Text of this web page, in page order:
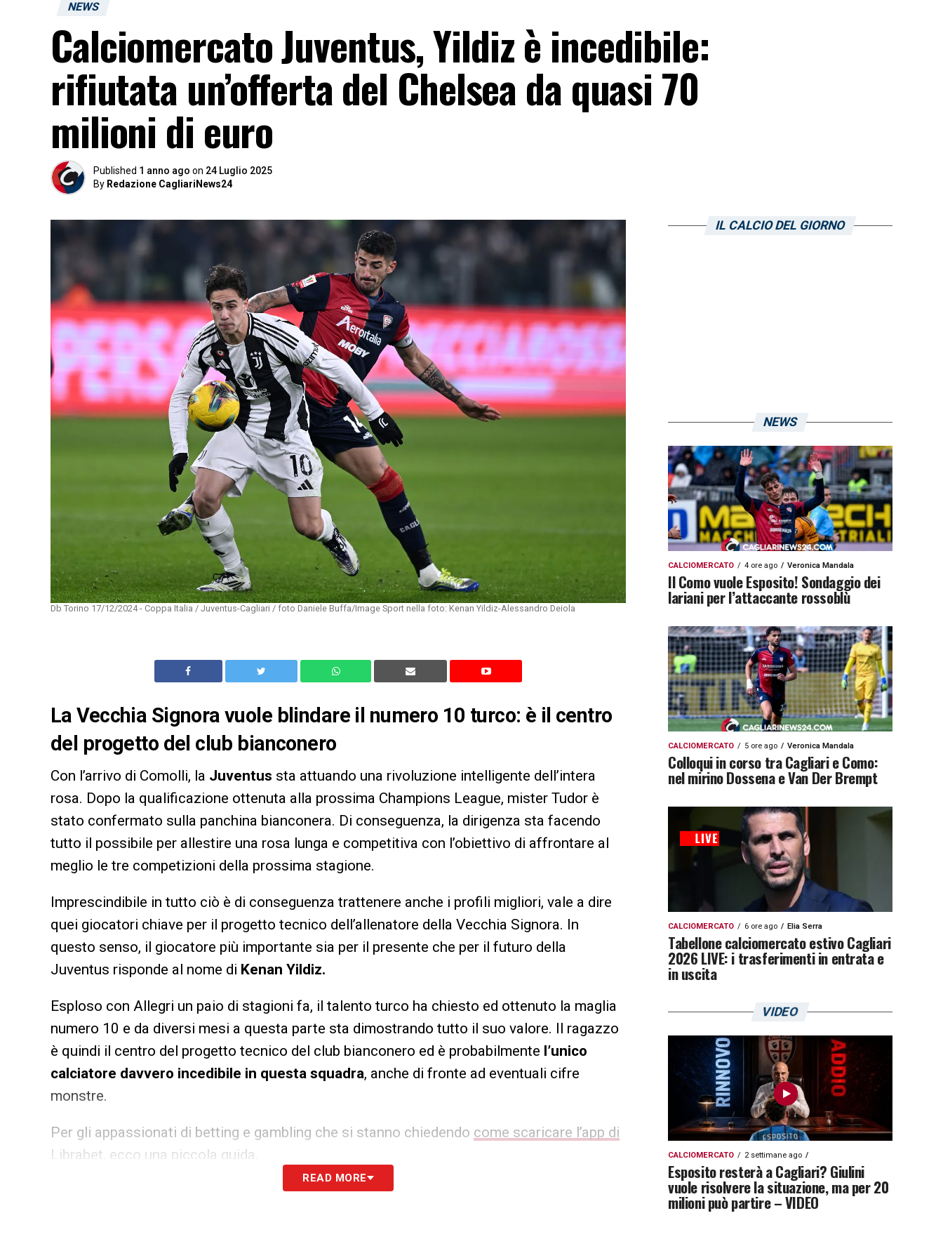
NEWS
Calciomercato Juventus, Yildiz è incedibile:
rifiutata un’offerta del Chelsea da quasi 70
milioni di euro
Published 1 anno ago on 24 Luglio 2025
By Redazione CagliariNews24
Db Torino 17/12/2024 - Coppa Italia / Juventus-Cagliari / foto Daniele Buffa/Image Sport nella foto: Kenan Yildiz-Alessandro Deiola
La Vecchia Signora vuole blindare il numero 10 turco: è il centro
del progetto del club bianconero
Con l’arrivo di Comolli, la Juventus sta attuando una rivoluzione intelligente dell’intera
rosa. Dopo la qualificazione ottenuta alla prossima Champions League, mister Tudor è
stato confermato sulla panchina bianconera. Di conseguenza, la dirigenza sta facendo
tutto il possibile per allestire una rosa lunga e competitiva con l’obiettivo di affrontare al
meglio le tre competizioni della prossima stagione.
Imprescindibile in tutto ciò è di conseguenza trattenere anche i profili migliori, vale a dire
quei giocatori chiave per il progetto tecnico dell’allenatore della Vecchia Signora. In
questo senso, il giocatore più importante sia per il presente che per il futuro della
Juventus risponde al nome di Kenan Yildiz.
Esploso con Allegri un paio di stagioni fa, il talento turco ha chiesto ed ottenuto la maglia
numero 10 e da diversi mesi a questa parte sta dimostrando tutto il suo valore. Il ragazzo
è quindi il centro del progetto tecnico del club bianconero ed è probabilmente l’unico
calciatore davvero incedibile in questa squadra, anche di fronte ad eventuali cifre
monstre.
Per gli appassionati di betting e gambling che si stanno chiedendo come scaricare l’app di
Librabet , ecco una piccola guida.
La Juventus rifiuta tutte le offerte per Yildiz e lo blinda
READ MORE
IL CALCIO DEL GIORNO
NEWS
CALCIOMERCATO 4 ore ago Veronica Mandala
Il Como vuole Esposito! Sondaggio dei
lariani per l’attaccante rossoblù
CALCIOMERCATO 5 ore ago Veronica Mandala
Colloqui in corso tra Cagliari e Como:
nel mirino Dossena e Van Der Brempt
CALCIOMERCATO 6 ore ago Elia Serra
Tabellone calciomercato estivo Cagliari
2026 LIVE: i trasferimenti in entrata e
in uscita
VIDEO
CALCIOMERCATO 2 settimane ago
Esposito resterà a Cagliari? Giulini
vuole risolvere la situazione, ma per 20
milioni può partire – VIDEO